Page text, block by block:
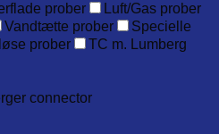
prober
Luft/Gas prober
Vandtætte prober
Specielle
prober
TC m. Lumberg
connector